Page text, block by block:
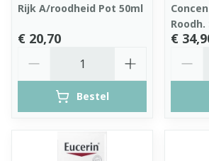
Rijk A/roodheid Pot 50ml
€ 20,70
Bestel
Roodh.
€